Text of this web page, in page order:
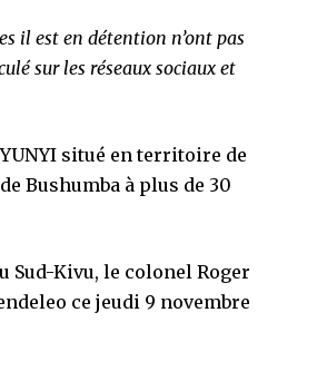
il est en détention n’ont pas
sur les réseaux sociaux et
situé en territoire de
Bushumba à plus de 30
Sud-Kivu, le colonel Roger
ce jeudi 9 novembre